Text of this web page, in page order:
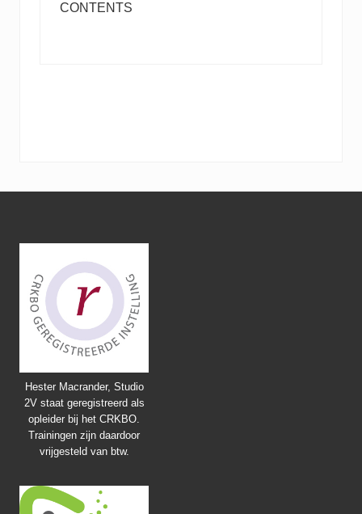
CONTENTS
Hester Macrander, Studio
2V staat geregistreerd als
opleider bij het CRKBO.
Trainingen zijn daardoor
vrijgesteld van btw.